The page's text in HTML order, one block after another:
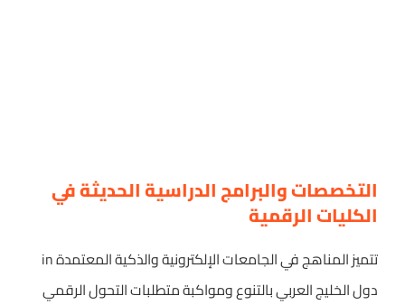
التخصصات والبرامج الدراسية الحديثة في
الكليات الرقمية
تتميز المناهج في الجامعات الإلكترونية والذكية المعتمدة in
دول الخليج العربي بالتنوع ومواكبة متطلبات التحول الرقمي